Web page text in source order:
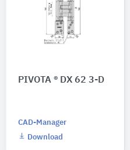
PIVOTA ® DX 62 3-D
CAD-Manager
Download